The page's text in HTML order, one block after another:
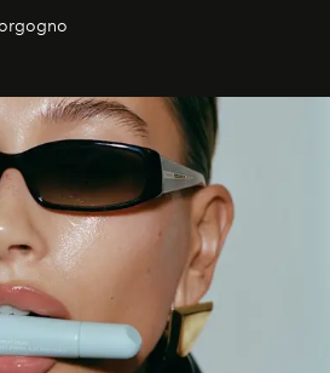
belangrijker is dan een overvloed